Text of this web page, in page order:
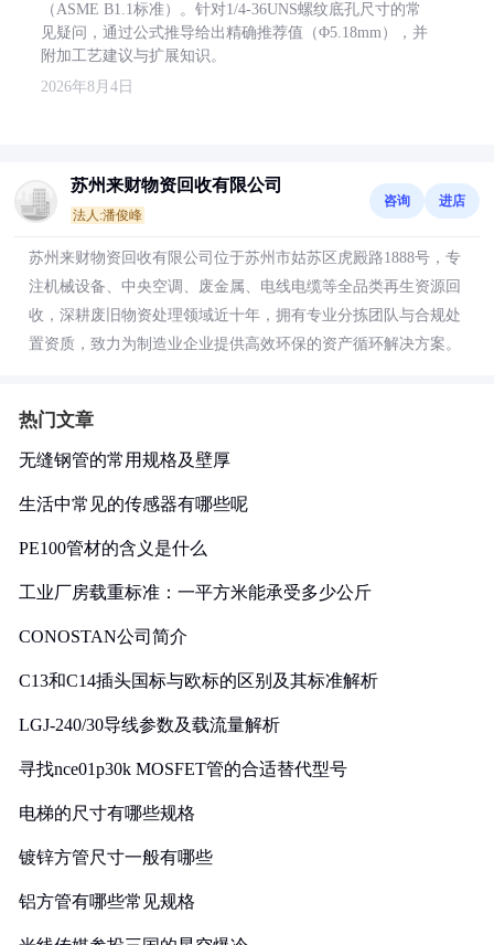
（ASME B1.1标准）。针对1/4-36UNS螺纹底孔尺寸的常
见疑问，通过公式推导给出精确推荐值（Φ5.18mm），并
附加工艺建议与扩展知识。
2026年8月4日
苏州来财物资回收有限公司
法人:潘俊峰
咨询 进店
苏州来财物资回收有限公司位于苏州市姑苏区虎殿路1888号，专
注机械设备、中央空调、废金属、电线电缆等全品类再生资源回
收，深耕废旧物资处理领域近十年，拥有专业分拣团队与合规处
置资质，致力为制造业企业提供高效环保的资产循环解决方案。
热门文章
无缝钢管的常用规格及壁厚
生活中常见的传感器有哪些呢
PE100管材的含义是什么
工业厂房载重标准：一平方米能承受多少公斤
CONOSTAN公司简介
C13和C14插头国标与欧标的区别及其标准解析
LGJ-240/30导线参数及载流量解析
寻找nce01p30k MOSFET管的合适替代型号
电梯的尺寸有哪些规格
镀锌方管尺寸一般有哪些
铝方管有哪些常见规格